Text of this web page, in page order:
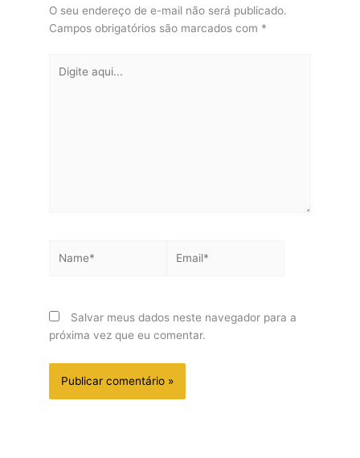
O seu endereço de e-mail não será publicado.
Campos obrigatórios são marcados com *
aqui...
Salvar meus dados neste navegador para a
próxima vez que eu comentar.